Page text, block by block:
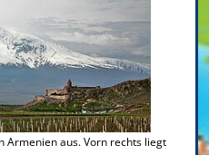
Armenien aus. Vorn rechts liegt